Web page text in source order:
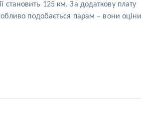
становить 125 км. За додаткову плату
подобається парам – вони